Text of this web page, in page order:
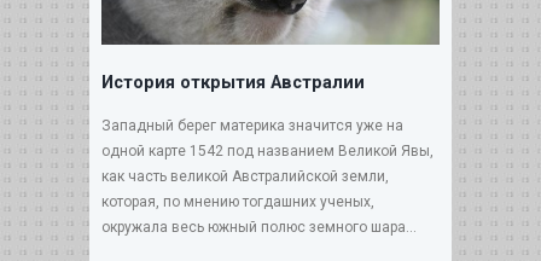
История открытия Австралии
Западный берег материка значится уже на
одной карте 1542 под названием Великой Явы,
как часть великой Австралийской земли,
которая, по мнению тогдашних ученых,
окружала весь южный полюс земного шара...